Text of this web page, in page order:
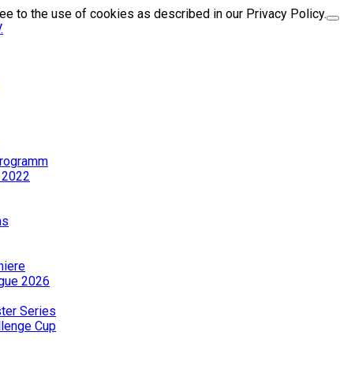
to the use of cookies as described in our Privacy Policy.
2026
Series
Cup